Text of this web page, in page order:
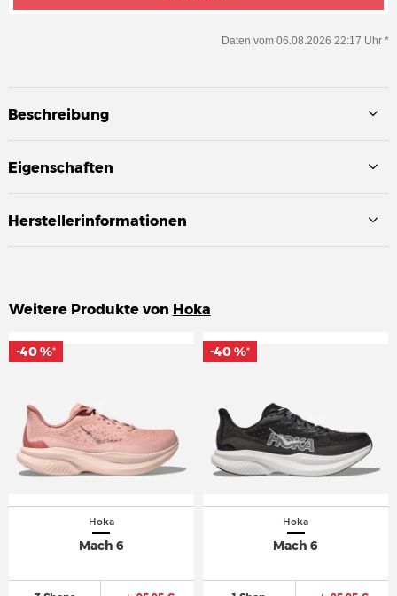
Daten vom 06.08.2026 22:17 Uhr *
Beschreibung
Eigenschaften
Herstellerinformationen
Weitere Produkte von Hoka
Hoka
Mach 6
-40 %*
-40 %*
Hoka
Mach 6
-40 %*
-40 %*